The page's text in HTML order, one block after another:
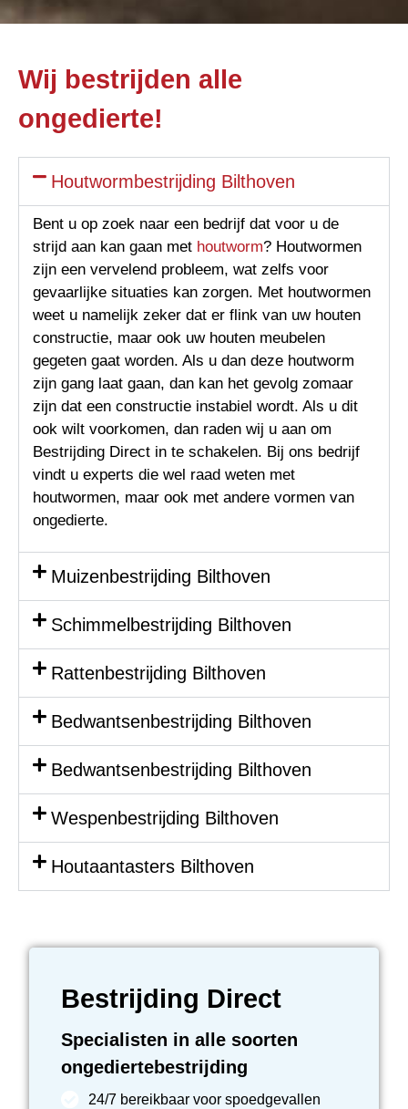
Wij bestrijden alle
ongedierte!
Houtwormbestrijding Bilthoven
Bent u op zoek naar een bedrijf dat voor u de
strijd aan kan gaan met houtworm? Houtwormen
zijn een vervelend probleem, wat zelfs voor
gevaarlijke situaties kan zorgen. Met houtwormen
weet u namelijk zeker dat er flink van uw houten
constructie, maar ook uw houten meubelen
gegeten gaat worden. Als u dan deze houtworm
zijn gang laat gaan, dan kan het gevolg zomaar
zijn dat een constructie instabiel wordt. Als u dit
ook wilt voorkomen, dan raden wij u aan om
Bestrijding Direct in te schakelen. Bij ons bedrijf
vindt u experts die wel raad weten met
houtwormen, maar ook met andere vormen van
ongedierte.
Muizenbestrijding Bilthoven
Schimmelbestrijding Bilthoven
Rattenbestrijding Bilthoven
Bedwantsenbestrijding Bilthoven
Bedwantsenbestrijding Bilthoven
Wespenbestrijding Bilthoven
Houtaantasters Bilthoven
Bestrijding Direct
Specialisten in alle soorten
ongediertebestrijding
24/7 bereikbaar voor spoedgevallen